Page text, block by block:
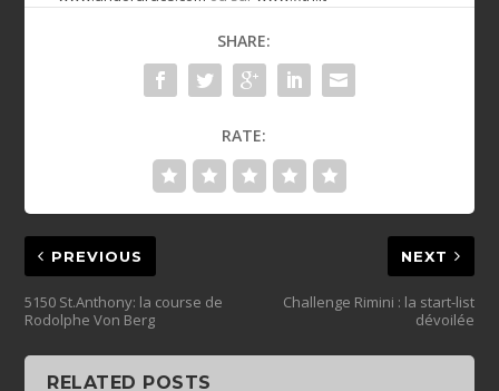
SHARE:
RATE:
PREVIOUS
5150 St.Anthony: la course de
Rodolphe Von Berg
NEXT
Challenge Rimini : la start-list
dévoilée
RELATED POSTS